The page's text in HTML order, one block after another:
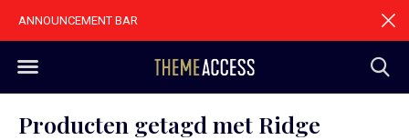
ANNOUNCEMENT BAR
Producten getagd met Ridge